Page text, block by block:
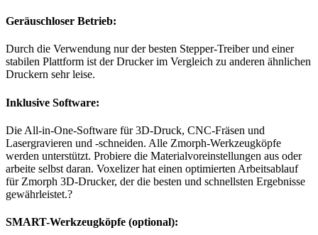
Geräuschloser Betrieb:
Durch die Verwendung nur der besten Stepper-Treiber und einer
stabilen Plattform ist der Drucker im Vergleich zu anderen ähnlichen
Druckern sehr leise.
Inklusive Software:
Die All-in-One-Software für 3D-Druck, CNC-Fräsen und
Lasergravieren und -schneiden. Alle Zmorph-Werkzeugköpfe
werden unterstützt. Probiere die Materialvoreinstellungen aus oder
arbeite selbst daran. Voxelizer hat einen optimierten Arbeitsablauf
für Zmorph 3D-Drucker, der die besten und schnellsten Ergebnisse
gewährleistet.?
SMART-Werkzeugköpfe (optional):